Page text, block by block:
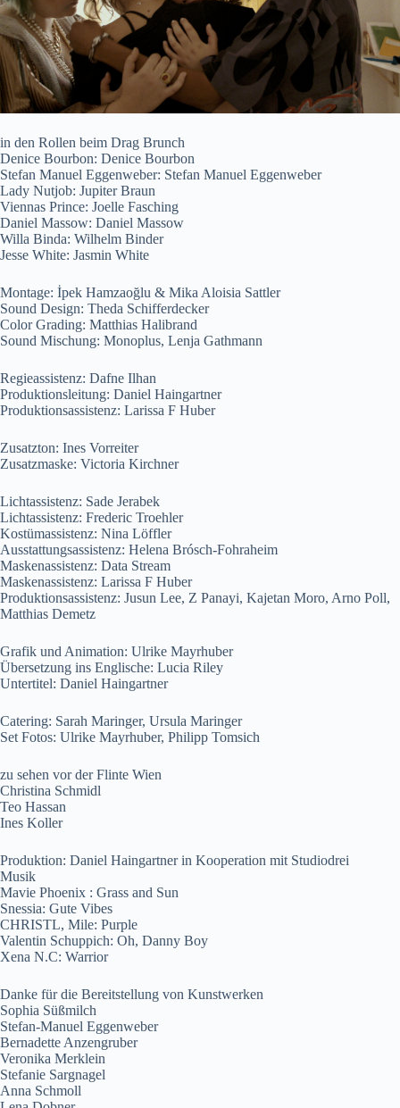
in den Rollen beim Drag Brunch
Denice Bourbon: Denice Bourbon
Stefan Manuel Eggenweber: Stefan Manuel Eggenweber
Lady Nutjob: Jupiter Braun
Viennas Prince: Joelle Fasching
Daniel Massow: Daniel Massow
Willa Binda: Wilhelm Binder
Jesse White: Jasmin White
Montage: İpek Hamzaoğlu & Mika Aloisia Sattler
Sound Design: Theda Schifferdecker
Color Grading: Matthias Halibrand
Sound Mischung: Monoplus, Lenja Gathmann
Regieassistenz: Dafne Ilhan
Produktionsleitung: Daniel Haingartner
Produktionsassistenz: Larissa F Huber
Zusatzton: Ines Vorreiter
Zusatzmaske: Victoria Kirchner
Lichtassistenz: Sade Jerabek
Lichtassistenz: Frederic Troehler
Kostümassistenz: Nina Löffler
Ausstattungsassistenz: Helena Brósch-Fohraheim
Maskenassistenz: Data Stream
Maskenassistenz: Larissa F Huber
Produktionsassistenz: Jusun Lee, Z Panayi, Kajetan Moro, Arno Poll,
Matthias Demetz
Grafik und Animation: Ulrike Mayrhuber
Übersetzung ins Englische: Lucia Riley
Untertitel: Daniel Haingartner
Catering: Sarah Maringer, Ursula Maringer
Set Fotos: Ulrike Mayrhuber, Philipp Tomsich
zu sehen vor der Flinte Wien
Christina Schmidl
Teo Hassan
Ines Koller
Produktion: Daniel Haingartner in Kooperation mit Studiodrei
Musik
Mavie Phoenix : Grass and Sun
Snessia: Gute Vibes
CHRISTL, Mile: Purple
Valentin Schuppich: Oh, Danny Boy
Xena N.C: Warrior
Danke für die Bereitstellung von Kunstwerken
Sophia Süßmilch
Stefan-Manuel Eggenweber
Bernadette Anzengruber
Veronika Merklein
Stefanie Sargnagel
Anna Schmoll